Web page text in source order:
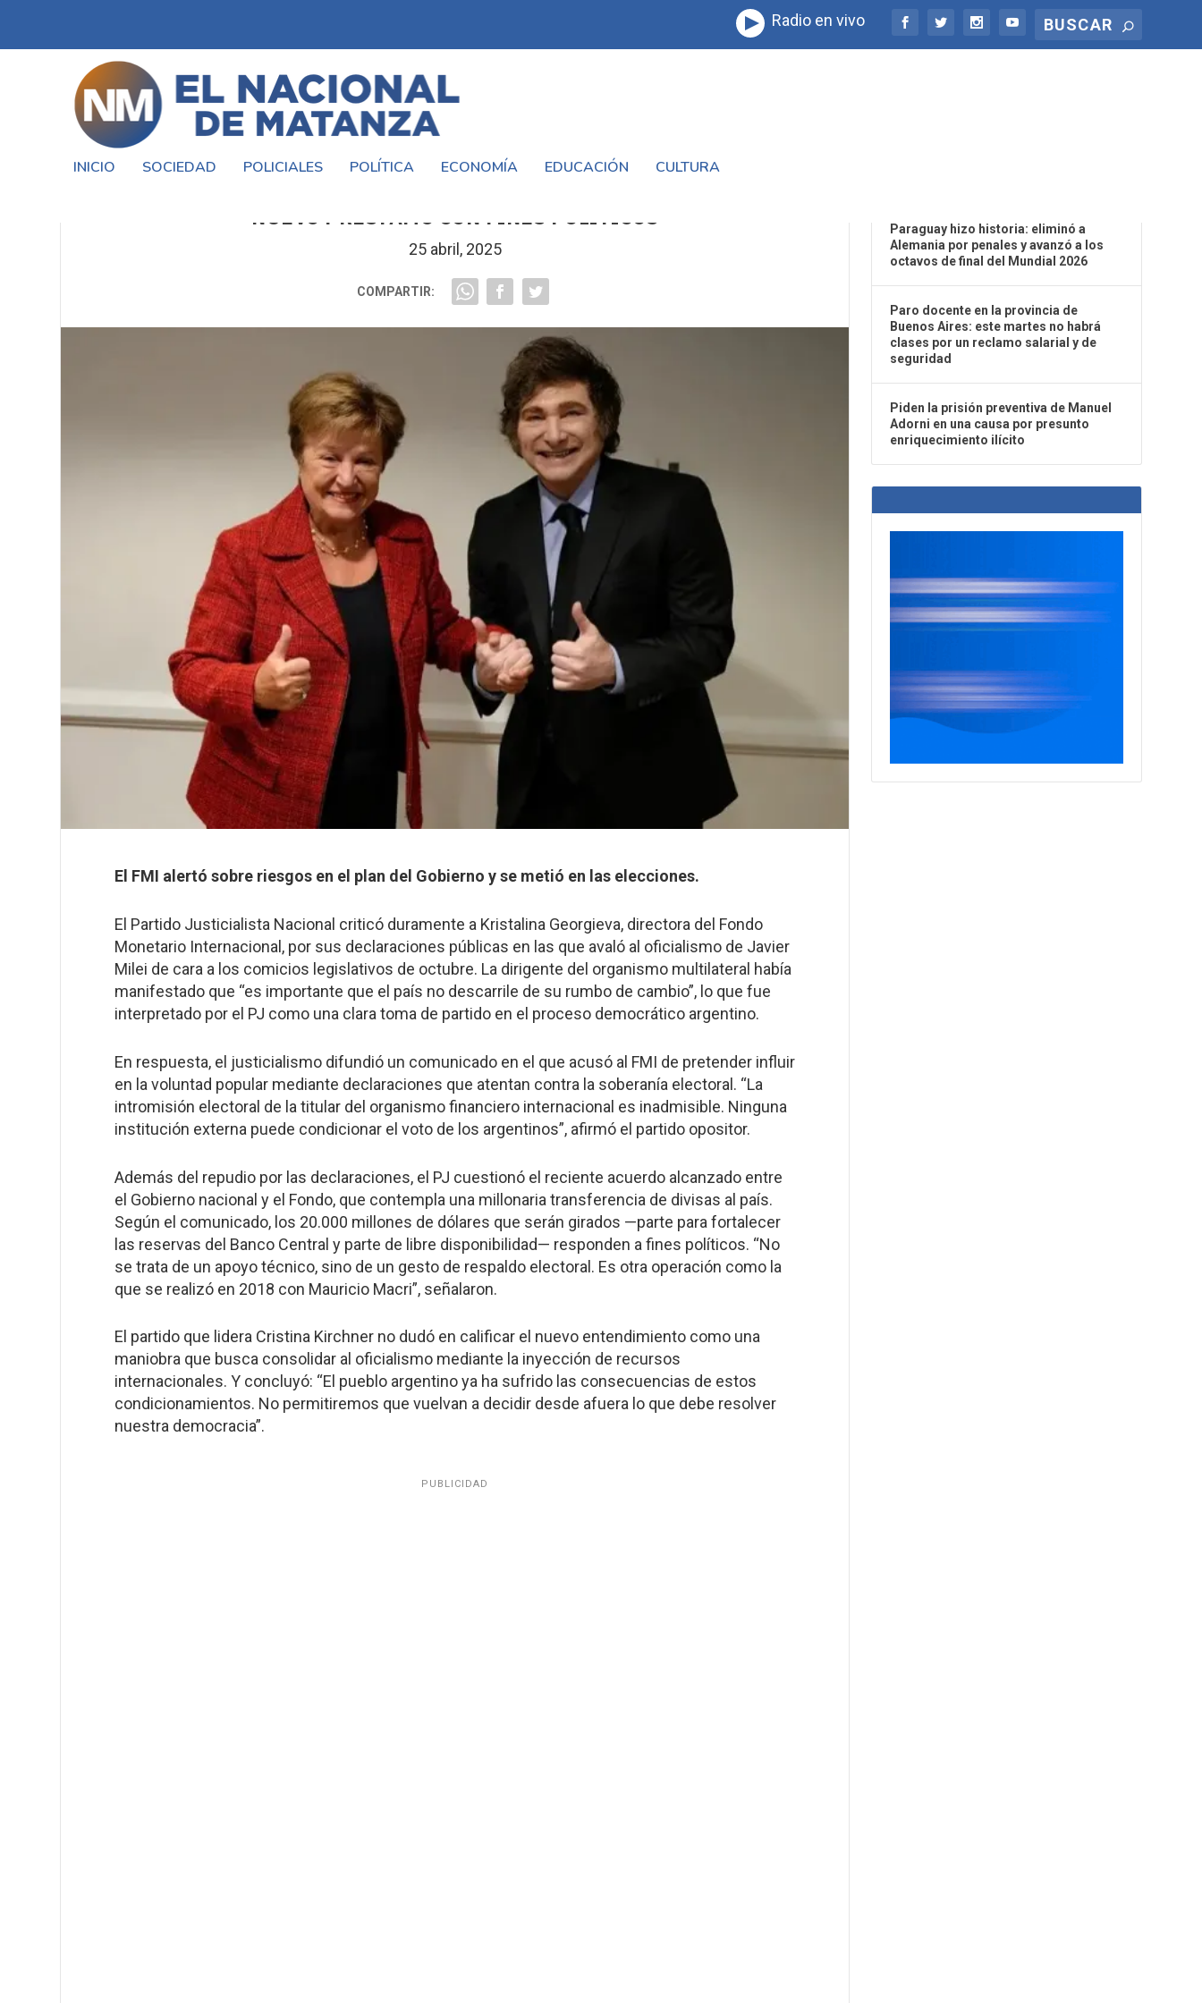
Radio en vivo
INICIO SOCIEDAD POLICIALES POLÍTICA ECONOMÍA EDUCACIÓN CULTURA
NUEVO PRÉSTAMO CON FINES POLÍTICOS
25 abril, 2025
COMPARTIR:
El FMI alertó sobre riesgos en el plan del Gobierno y se metió en las elecciones.
El Partido Justicialista Nacional criticó duramente a Kristalina Georgieva, directora del Fondo
Monetario Internacional, por sus declaraciones públicas en las que avaló al oficialismo de Javier
Milei de cara a los comicios legislativos de octubre. La dirigente del organismo multilateral había
manifestado que “es importante que el país no descarrile de su rumbo de cambio”, lo que fue
interpretado por el PJ como una clara toma de partido en el proceso democrático argentino.
En respuesta, el justicialismo difundió un comunicado en el que acusó al FMI de pretender influir
en la voluntad popular mediante declaraciones que atentan contra la soberanía electoral. “La
intromisión electoral de la titular del organismo financiero internacional es inadmisible. Ninguna
institución externa puede condicionar el voto de los argentinos”, afirmó el partido opositor.
Además del repudio por las declaraciones, el PJ cuestionó el reciente acuerdo alcanzado entre
el Gobierno nacional y el Fondo, que contempla una millonaria transferencia de divisas al país.
Según el comunicado, los 20.000 millones de dólares que serán girados —parte para fortalecer
las reservas del Banco Central y parte de libre disponibilidad— responden a fines políticos. “No
se trata de un apoyo técnico, sino de un gesto de respaldo electoral. Es otra operación como la
que se realizó en 2018 con Mauricio Macri”, señalaron.
El partido que lidera Cristina Kirchner no dudó en calificar el nuevo entendimiento como una
maniobra que busca consolidar al oficialismo mediante la inyección de recursos
internacionales. Y concluyó: “El pueblo argentino ya ha sufrido las consecuencias de estos
condicionamientos. No permitiremos que vuelvan a decidir desde afuera lo que debe resolver
nuestra democracia”.
PUBLICIDAD
Paraguay hizo historia: eliminó a
Alemania por penales y avanzó a los
octavos de final del Mundial 2026
Paro docente en la provincia de
Buenos Aires: este martes no habrá
clases por un reclamo salarial y de
seguridad
Piden la prisión preventiva de Manuel
Adorni en una causa por presunto
enriquecimiento ilícito